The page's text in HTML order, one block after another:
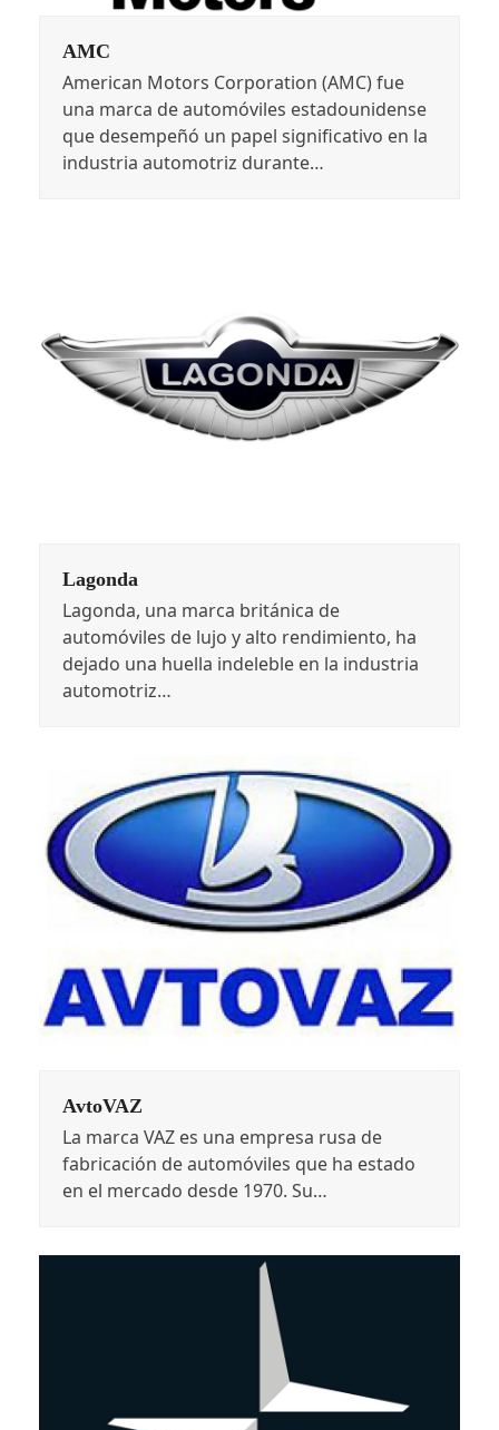
AMC
American Motors Corporation (AMC) fue
una marca de automóviles estadounidense
que desempeñó un papel significativo en la
industria automotriz durante…
Lagonda
Lagonda, una marca británica de
automóviles de lujo y alto rendimiento, ha
dejado una huella indeleble en la industria
automotriz…
AvtoVAZ
La marca VAZ es una empresa rusa de
fabricación de automóviles que ha estado
en el mercado desde 1970. Su…